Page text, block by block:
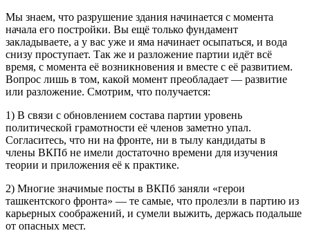
Мы знаем, что разрушение здания начинается с момента
начала его постройки. Вы ещё только фундамент
закладываете, а у вас уже и яма начинает осыпаться, и вода
снизу проступает. Так же и разложение партии идёт всё
время, с момента её возникновения и вместе с её развитием.
Вопрос лишь в том, какой момент преобладает — развитие
или разложение. Смотрим, что получается:
1) В связи с обновлением состава партии уровень
политической грамотности её членов заметно упал.
Согласитесь, что ни на фронте, ни в тылу кандидаты в
члены ВКПб не имели достаточно времени для изучения
теории и приложения её к практике.
2) Многие значимые посты в ВКПб заняли «герои
ташкентского фронта» — те самые, что пролезли в партию из
карьерных соображений, и сумели выжить, держась подальше
от опасных мест.